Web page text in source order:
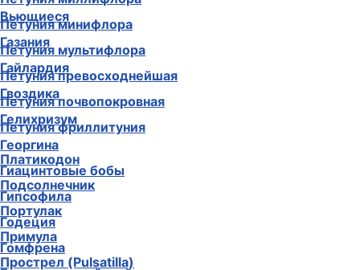
Петуния минифлора
Петуния мультифлора
Петуния превосходнейшая
Петуния почвопокровная
Петуния фриллитуния
Платикодон
Подсолнечник
Портулак
Примула
Прострел (Pulsatilla)
Вьющиеся
Газания
Гайлардия
Гвоздика
Гелихризум
Георгина
Гиацинтовые бобы
Гипсофила
Годеция
Гомфрена